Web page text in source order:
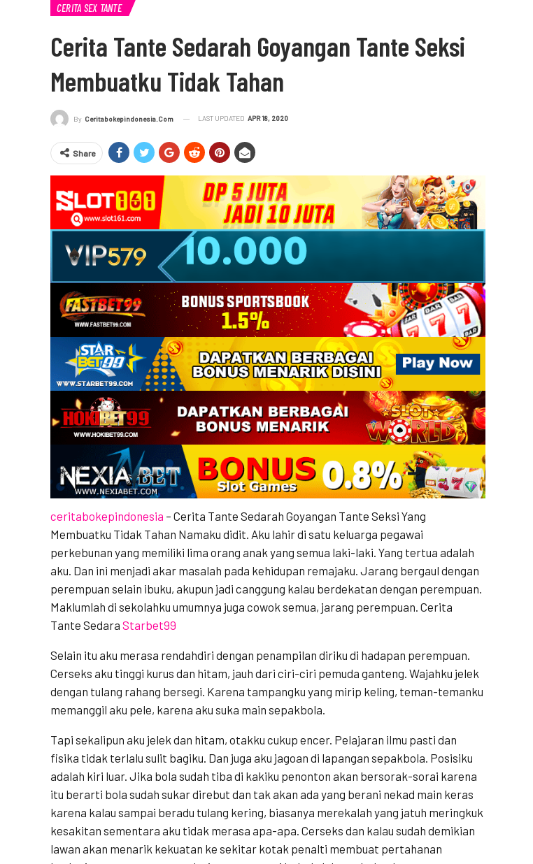
CERITA SEX TANTE
Cerita Tante Sedarah Goyangan Tante Seksi
Membuatku Tidak Tahan
By Ceritabokepindonesia.com LAST UPDATED APR 18, 2020
Share
ceritabokepindonesia – Cerita Tante Sedarah Goyangan Tante Seksi Yang
Membuatku Tidak Tahan Namaku didit. Aku lahir di satu keluarga pegawai
perkebunan yang memiliki lima orang anak yang semua laki-laki. Yang tertua adalah
aku. Dan ini menjadi akar masalah pada kehidupan remajaku. Jarang bergaul dengan
perempuan selain ibuku, akupun jadi canggung kalau berdekatan dengan perempuan.
Maklumlah di sekolahku umumnya juga cowok semua, jarang perempuan. Cerita
Tante Sedara Starbet99
Selain itu aku merasa rendahdiri dengan penampilan diriku di hadapan perempuan.
Cerseks aku tinggi kurus dan hitam, jauh dari ciri-ciri pemuda ganteng. Wajahku jelek
dengan tulang rahang bersegi. Karena tampangku yang mirip keling, teman-temanku
memanggil aku pele, karena aku suka main sepakbola.
Tapi sekalipun aku jelek dan hitam, otakku cukup encer. Pelajaran ilmu pasti dan
fisika tidak terlalu sulit bagiku. Dan juga aku jagoan di lapangan sepakbola. Posisiku
adalah kiri luar. Jika bola sudah tiba di kakiku penonton akan bersorak-sorai karena
itu berarti bola sudah sukar direbut dan tak akan ada yang berani nekad main keras
karena kalau sampai beradu tulang kering, biasanya merekalah yang jatuh meringkuk
kesakitan sementara aku tidak merasa apa-apa. Cerseks dan kalau sudah demikian
lawan akan menarik kekuatan ke sekitar kotak penalti membuat pertahanan